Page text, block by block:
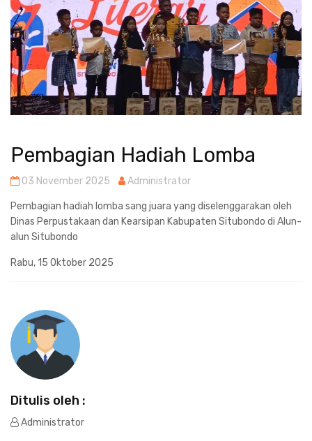
Pembagian Hadiah Lomba
03 November 2025 Administrator
Pembagian hadiah lomba sang juara yang diselenggarakan oleh
Dinas Perpustakaan dan Kearsipan Kabupaten Situbondo di Alun-
alun Situbondo
Rabu, 15 Oktober 2025
Ditulis oleh :
Administrator